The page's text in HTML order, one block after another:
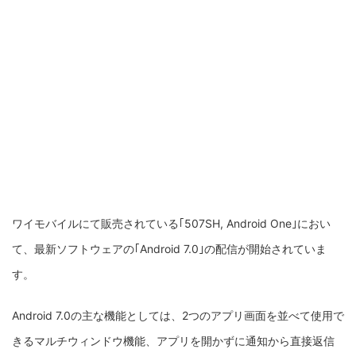
ワイモバイルにて販売されている｢507SH, Android One｣におい
て、最新ソフトウェアの｢Android 7.0｣の配信が開始されていま
す。
Android 7.0の主な機能としては、2つのアプリ画面を並べて使用で
きるマルチウィンドウ機能、アプリを開かずに通知から直接返信